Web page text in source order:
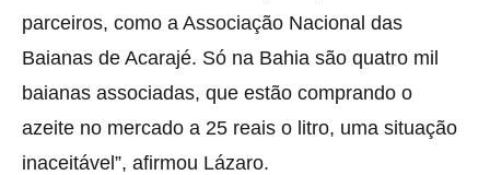
parceiros, como a Associação Nacional das
Baianas de Acarajé. Só na Bahia são quatro mil
baianas associadas, que estão comprando o
azeite no mercado a 25 reais o litro, uma situação
inaceitável”, afirmou Lázaro.